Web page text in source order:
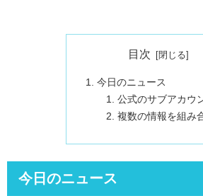
目次
今日のニュース
公式のサブアカウ
複数の情報を組み
今日のニュース